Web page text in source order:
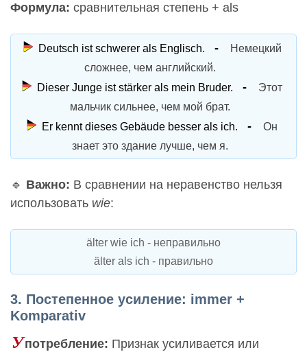
Формула: сравнительная степень + als
Deutsch ist schwerer als Englisch.
Немецкий
сложнее, чем английский.
Dieser Junge ist stärker als mein Bruder.
Этот
мальчик сильнее, чем мой брат.
Er kennt dieses Gebäude besser als ich.
Он
знает это здание лучше, чем я.
🔹 Важно: В сравнении на неравенство нельзя
использовать wie:
älter wie ich - неправильно
älter als ich - правильно
3. Постепенное усиление: immer +
Komparativ
Употребление: Признак усиливается или